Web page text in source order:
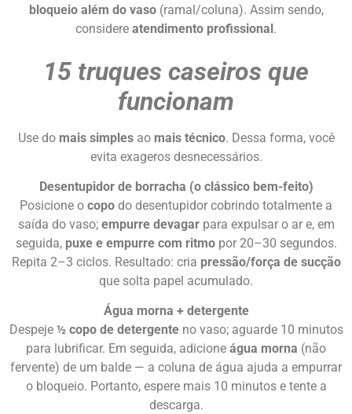
bloqueio além do vaso(ramal/coluna). Assim sendo,
considere atendimento profissional.
15 truques caseiros que
funcionam
Use do mais simplesao mais técnico. Dessa forma, você
evita exageros desnecessários.
Desentupidor de borracha (o clássico bem-feito)
Posicione o copo do desentupidor cobrindo totalmente a
saída do vaso; empurre devagarpara expulsar o ar e, em
seguida, puxe e empurre com ritmopor 20–30 segundos.
Repita 2–3 ciclos. Resultado: cria pressão/força de sucção
que solta papel acumulado.
Água morna + detergente
Despeje ½ copo de detergenteno vaso; aguarde 10 minutos
para lubrificar. Em seguida, adicione água morna (não
fervente) de um balde — a coluna de água ajuda a empurrar
o bloqueio. Portanto, espere mais 10 minutos e tente a
descarga.